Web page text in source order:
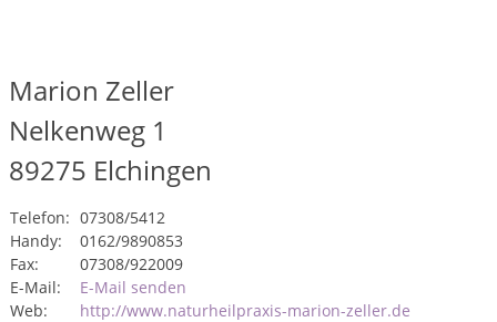
Marion Zeller
Nelkenweg 1
89275 Elchingen
Telefon: 07308/5412
Handy:
0162/9890853
Fax:
07308/922009
E-Mail:
E-Mail senden
Web:
http://www.naturheilpraxis-marion-zeller.de